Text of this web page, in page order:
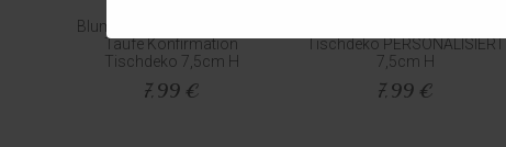
Blumenkranz - Kommunion
Taufe Konfirmation
Tischdeko 7,5cm H
7,99 €
Tischdeko PERSONALISIERT
7,5cm H
7,99 €